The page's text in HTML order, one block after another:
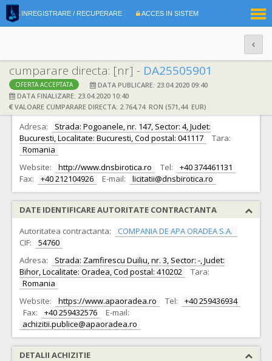
INREGISTRARE / RECUPERARE ACCES IN SISTEM
cumparare directa: [nr] - DA25505901
OFERTA ACCEPTATA
DATA PUBLICARE: 23.04.2020 09:40
DATA FINALIZARE: 23.04.2020 10:40
VALOARE CUMPARARE DIRECTA: 2.764,74 RON (571,44 EUR)
DATE IDENTIFICARE OFERTANT
Ofertant: S.C. DNS BIROTICA S.R.L. CIF: 16310679
Adresa:
Strada: Pogoanele, nr. 147, Sector: 4, Judet:
Bucuresti, Localitate: Bucuresti, Cod postal: 041117
Tara:
Romania
Website:
http://www.dnsbirotica.ro Tel:
+40 374461131
Fax:
+40 212104926 E-mail: licitatii@dnsbirotica.ro
DATE IDENTIFICARE AUTORITATE CONTRACTANTA
Autoritatea contractanta:
COMPANIA DE APA ORADEA S.A.
CIF:
54760
Adresa:
Strada: Zamfirescu Duiliu, nr. 3, Sector: -, Judet:
Bihor, Localitate: Oradea, Cod postal: 410202
Tara:
Romania
Website:
https://www.apaoradea.ro Tel:
+40 259436934
Fax:
+40 259432576
E-mail:
achizitii.publice@apaoradea.ro
DETALII ACHIZITIE